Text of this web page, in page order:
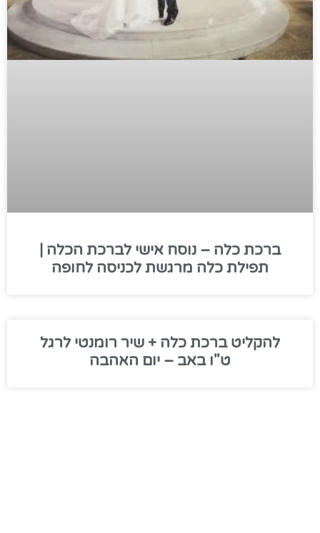
ברכת כלה – נוסח אישי לברכת הכלה |
תפילת כלה מרגשת לכניסה לחופה
להקליט ברכת כלה + שיר רומנטי לרגל
ט"ו באב – יום האהבה